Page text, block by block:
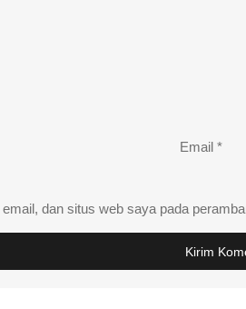
Email *
dan situs web saya pada